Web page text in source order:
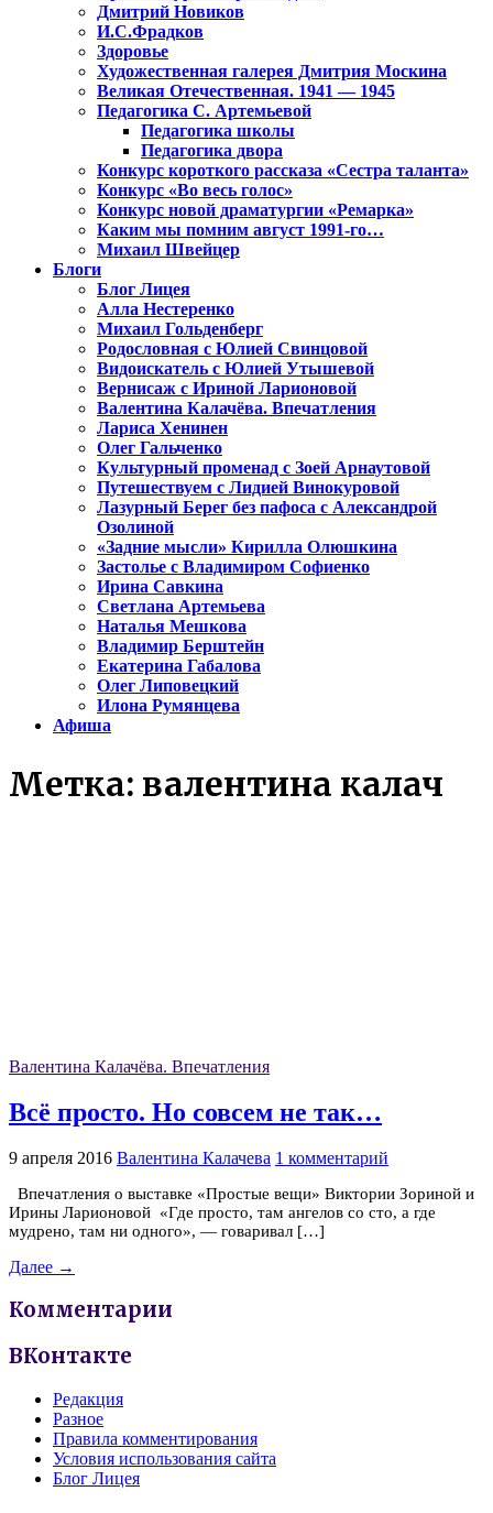
Дмитрий Новиков
И.С.Фрадков
Здоровье
Художественная галерея Дмитрия Москина
Великая Отечественная. 1941 — 1945
Педагогика С. Артемьевой
Педагогика школы
Педагогика двора
Конкурс короткого рассказа «Сестра таланта»
Конкурс «Во весь голос»
Конкурс новой драматургии «Ремарка»
Каким мы помним август 1991-го…
Михаил Швейцер
Блоги
Блог Лицея
Алла Нестеренко
Михаил Гольденберг
Родословная с Юлией Свинцовой
Видоискатель с Юлией Утышевой
Вернисаж с Ириной Ларионовой
Валентина Калачёва. Впечатления
Лариса Хенинен
Олег Гальченко
Культурный променад с Зоей Арнаутовой
Путешествуем с Лидией Винокуровой
Лазурный Берег без пафоса с Александрой
Озолиной
«Задние мысли» Кирилла Олюшкина
Застолье с Владимиром Софиенко
Ирина Савкина
Светлана Артемьева
Наталья Мешкова
Владимир Берштейн
Екатерина Габалова
Олег Липовецкий
Илона Румянцева
Афиша
Метка: валентина калач
Валентина Калачёва. Впечатления
Всё просто. Но совсем не так…
9 апреля 2016 Валентина Калачева 1 комментарий
Впечатления о выставке «Простые вещи» Виктории Зориной и
Ирины Ларионовой «Где просто, там ангелов со сто, а где
мудрено, там ни одного», — говаривал […]
Далее →
Комментарии
ВКонтакте
Редакция
Разное
Правила комментирования
Условия использования сайта
Блог Лицея